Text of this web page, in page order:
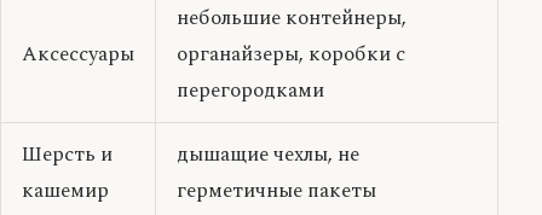
Аксессуары
небольшие контейнеры,
органайзеры, коробки с
перегородками
Шерсть и
кашемир
дышащие чехлы, не
герметичные пакеты